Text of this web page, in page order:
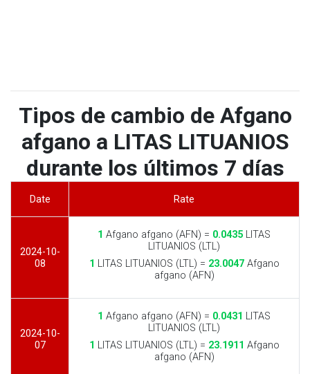
Tipos de cambio de Afgano
afgano a LITAS LITUANIOS
durante los últimos 7 días
Date Rate
2024-10-
08
1 Afgano afgano (AFN) = 0.0435 LITAS
LITUANIOS (LTL)
1 LITAS LITUANIOS (LTL) = 23.0047Afgano
afgano (AFN)
2024-10-
07
1 Afgano afgano (AFN) = 0.0431 LITAS
LITUANIOS (LTL)
1 LITAS LITUANIOS (LTL) = 23.1911 Afgano
afgano (AFN)